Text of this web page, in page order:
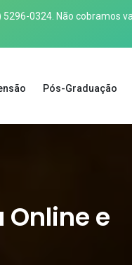
5296-0324 . Não cobramos
Pós-Graduação
e